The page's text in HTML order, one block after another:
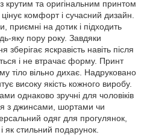
крутим та оригінальним принтом
комфорт і сучасний дизайн.
приємні на дотик і підходить
яку пору року. Завдяки
яскравість навіть після
і не втрачає форму. Принт
тіло вільно дихає. Надруковано
високу якість кожного виробу.
однаково зручні для чоловіків
з джинсами, шортами чи
одяг для прогулянок,
як стильний подарунок.